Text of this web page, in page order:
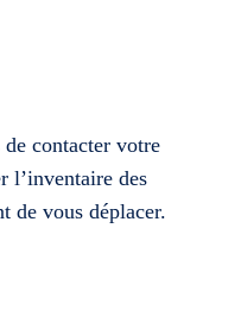
contacter votre
l’inventaire des
de vous déplacer.